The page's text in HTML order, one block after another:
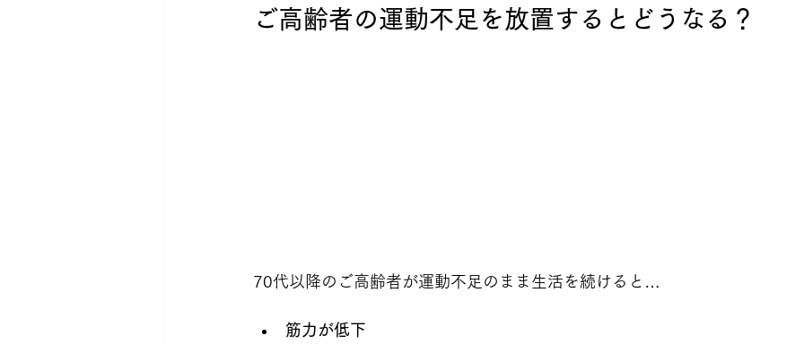
ご高齢者の運動不足を放置するとどうなる？
70代以降のご高齢者が運動不足のまま生活を続けると…
筋力が低下